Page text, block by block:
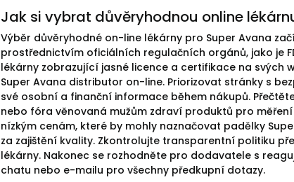
Jak si vybrat důvěryhodnou online
Výběr důvěryhodné on-line lékárny pro Super Avana
prostřednictvím oficiálních regulačních orgánů, jako je
lékárny zobrazující jasné licence a certifikace na svých
Super Avana distributor on-line. Priorizovat stránky s
své osobní a finanční informace během nákupů.
nebo fóra věnovaná mužům zdraví produktů pro
nízkým cenám, které by mohly naznačovat padělky
za zajištění kvality. Zkontrolujte transparentní politiku
lékárny. Nakonec se rozhodněte pro dodavatele s
chatu nebo e-mailu pro všechny předkupní dotazy.